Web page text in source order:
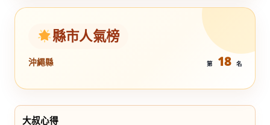
縣市人氣榜
沖繩縣 第 18 名
大叔心得